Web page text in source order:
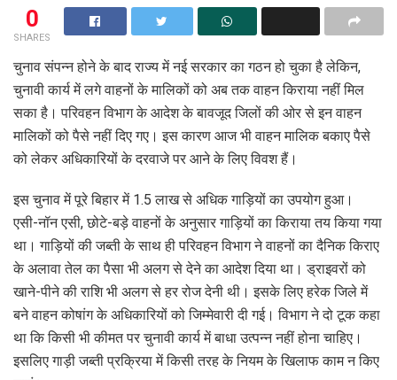
0
SHARES
चुनाव संपन्न होने के बाद राज्य में नई सरकार का गठन हो चुका है लेकिन,
चुनावी कार्य में लगे वाहनों के मालिकों को अब तक वाहन किराया नहीं मिल
सका है। परिवहन विभाग के आदेश के बावजूद जिलों की ओर से इन वाहन
मालिकों को पैसे नहीं दिए गए। इस कारण आज भी वाहन मालिक बकाए पैसे
को लेकर अधिकारियों के दरवाजे पर आने के लिए विवश हैं।
इस चुनाव में पूरे बिहार में 1.5 लाख से अधिक गाड़ियों का उपयोग हुआ।
एसी-नॉन एसी, छोटे-बड़े वाहनों के अनुसार गाड़ियों का किराया तय किया गया
था। गाड़ियों की जब्ती के साथ ही परिवहन विभाग ने वाहनों का दैनिक किराए
के अलावा तेल का पैसा भी अलग से देने का आदेश दिया था। ड्राइवरों को
खाने-पीने की राशि भी अलग से हर रोज देनी थी। इसके लिए हरेक जिले में
बने वाहन कोषांग के अधिकारियों को जिम्मेवारी दी गई। विभाग ने दो टूक कहा
था कि किसी भी कीमत पर चुनावी कार्य में बाधा उत्पन्न नहीं होना चाहिए।
इसलिए गाड़ी जब्ती प्रक्रिया में किसी तरह के नियम के खिलाफ काम न किए